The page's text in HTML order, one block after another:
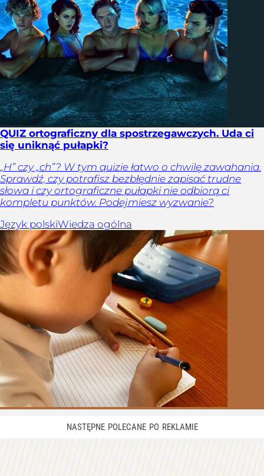
QUIZ ortograficzny dla spostrzegawczych. Uda ci
się uniknąć pułapki?
„H” czy „ch”? W tym quizie łatwo o chwilę zawahania.
Sprawdź, czy potrafisz bezbłędnie zapisać trudne
słowa i czy ortograficzne pułapki nie odbiorą ci
kompletu punktów. Podejmiesz wyzwanie?
Język polskiWiedza ogólna